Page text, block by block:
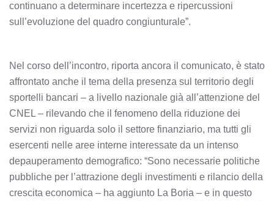
continuano a determinare incertezza e ripercussioni
sull’evoluzione del quadro congiunturale”.
Nel corso dell’incontro, riporta ancora il comunicato, è stato
affrontato anche il tema della presenza sul territorio degli
sportelli bancari – a livello nazionale già all’attenzione del
CNEL – rilevando che il fenomeno della riduzione dei
servizi non riguarda solo il settore finanziario, ma tutti gli
esercenti nelle aree interne interessate da un intenso
depauperamento demografico: “Sono necessarie politiche
pubbliche per l’attrazione degli investimenti e rilancio della
crescita economica – ha aggiunto La Boria – e in questo